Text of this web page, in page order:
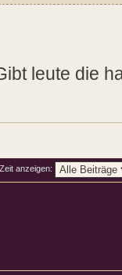
leute die
anzeigen: